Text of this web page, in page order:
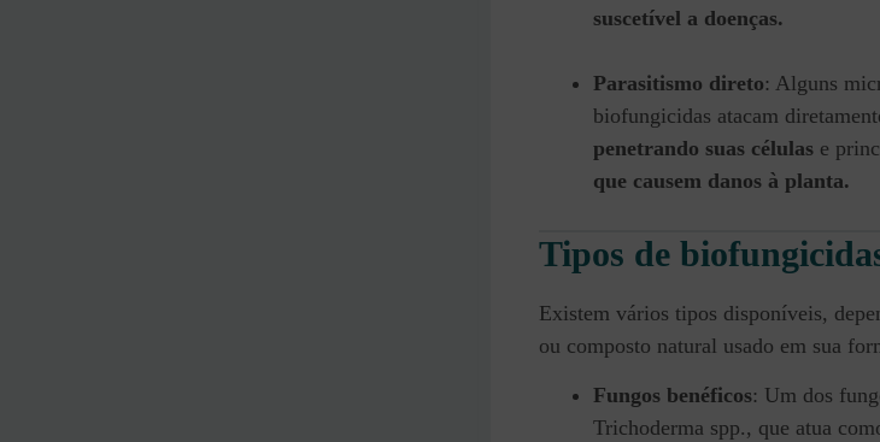
suscetível a doenças.
Parasitismo direto: Alguns
biofungicidas atacam
penetrando suas células e
que causem danos à planta.
Tipos de
Existem vários tipos disponíveis,
ou composto natural usado em sua
Fungos benéficos: Um dos
Trichoderma spp., que atua